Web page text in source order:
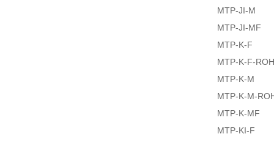
MTP-JI-M
MTP-JI-MF
MTP-K-F
MTP-K-F-
MTP-K-M
MTP-K-M-
MTP-K-MF
MTP-KI-F